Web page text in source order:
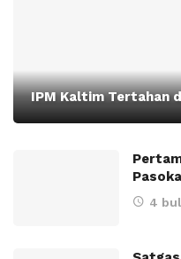
IPM Kaltim Tertahan
4